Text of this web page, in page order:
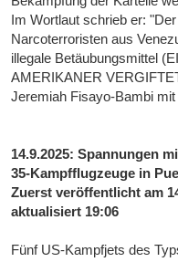
Im Wortlaut schrieb er:
Narcoterroristen aus
illegale Betäubungsmittel
AMERIKANER
Jeremiah Fisayo-Bambi
14.9.2025: Spannungen
35-Kampfflugzeuge in
Zuerst veröffentlicht am
aktualisiert 19:06
Fünf US-Kampfjets des